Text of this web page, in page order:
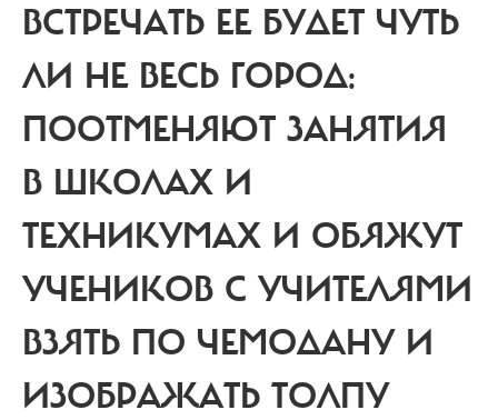
ВСТРЕЧАТЬ ЕЕ БУДЕТ ЧУТЬ
ЛИ НЕ ВЕСЬ ГОРОД:
ПООТМЕНЯЮТ ЗАНЯТИЯ
В ШКОЛАХ И
ТЕХНИКУМАХ И ОБЯЖУТ
УЧЕНИКОВ С УЧИТЕЛЯМИ
ВЗЯТЬ ПО ЧЕМОДАНУ И
ИЗОБРАЖАТЬ ТОЛПУ